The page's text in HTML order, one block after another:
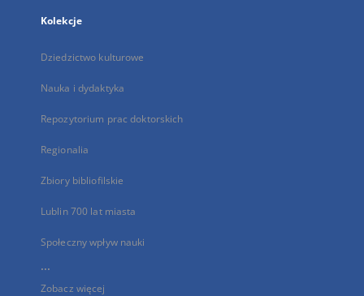
Kolekcje
Dziedzictwo kulturowe
Nauka i dydaktyka
Repozytorium prac doktorskich
Regionalia
Zbiory bibliofilskie
Lublin 700 lat miasta
Społeczny wpływ nauki
...
Zobacz więcej